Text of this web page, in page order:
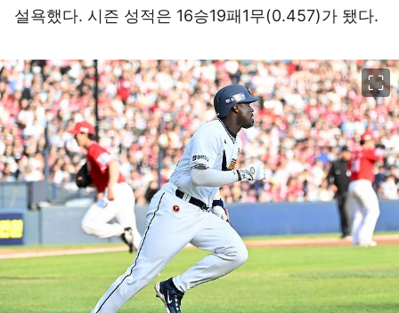
설욕했다. 시즌 성적은 16승19패1무(0.457)가 됐다.